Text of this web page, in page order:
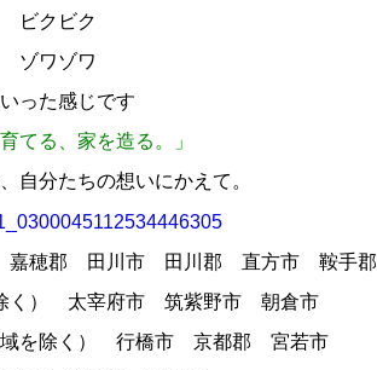
ビクビク
ゾワゾワ
った感じです
てる、家を造る。」
自分たちの想いにかえて。
嘉穂郡 田川市 田川郡 直方市 鞍手郡
く） 太宰府市 筑紫野市 朝倉市
域を除く） 行橋市 京都郡 宮若市